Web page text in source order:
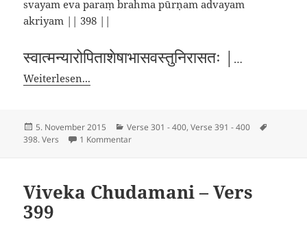
svayam eva paraṃ brahma pūrṇam advayam
akriyam || 398 ||
स्वात्मन्यारोपिताशेषाभासवस्तुनिरासतः | …
Weiterlesen...
Veröffentlicht
am
5. November 2015 Kategorien
Verse 301 - 400,Verse 391 - 400
398. Vers
1 Kommentarzu Viveka Chudamani – Vers 398
Viveka Chudamani – Vers
399